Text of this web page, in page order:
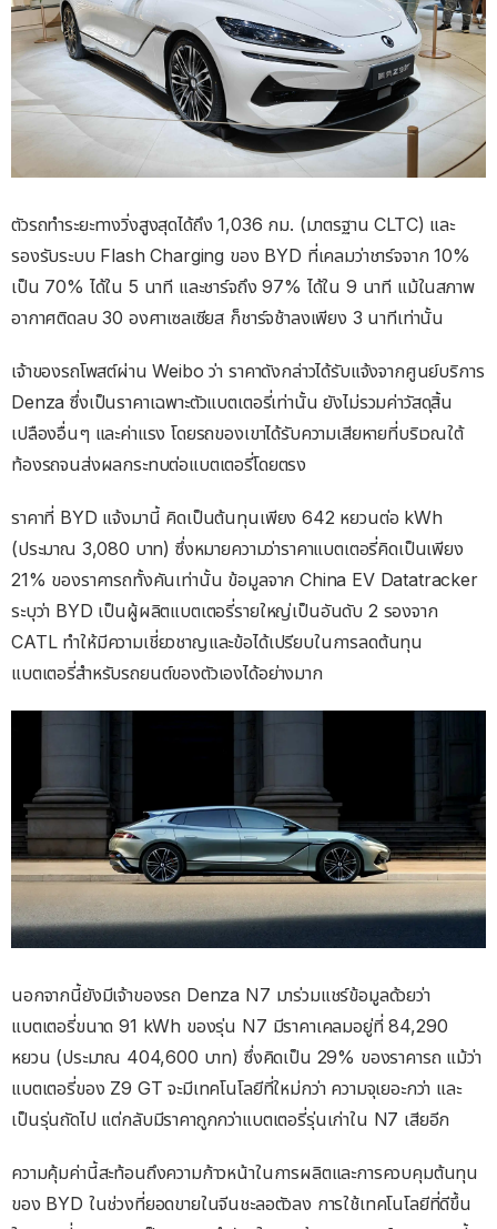
ตัวรถทำระยะทางวิ่งสูงสุดได้ถึง 1,036 กม. (มาตรฐาน CLTC) และ
รองรับระบบ Flash Charging ของ BYD ที่เคลมว่าชาร์จจาก 10%
เป็น 70% ได้ใน 5 นาที และชาร์จถึง 97% ได้ใน 9 นาที แม้ในสภาพ
อากาศติดลบ 30 องศาเซลเซียส ก็ชาร์จช้าลงเพียง 3 นาทีเท่านั้น
เจ้าของรถโพสต์ผ่าน Weibo ว่า ราคาดังกล่าวได้รับแจ้งจากศูนย์บริการ
Denza ซึ่งเป็นราคาเฉพาะตัวแบตเตอรี่เท่านั้น ยังไม่รวมค่าวัสดุสิ้น
เปลืองอื่นๆ และค่าแรง โดยรถของเขาได้รับความเสียหายที่บริเวณใต้
ท้องรถจนส่งผลกระทบต่อแบตเตอรี่โดยตรง
ราคาที่ BYD แจ้งมานี้ คิดเป็นต้นทุนเพียง 642 หยวนต่อ kWh
(ประมาณ 3,080 บาท) ซึ่งหมายความว่าราคาแบตเตอรี่คิดเป็นเพียง
21% ของราคารถทั้งคันเท่านั้น ข้อมูลจาก China EV Datatracker
ระบุว่า BYD เป็นผู้ผลิตแบตเตอรี่รายใหญ่เป็นอันดับ 2 รองจาก
CATL ทำให้มีความเชี่ยวชาญและข้อได้เปรียบในการลดต้นทุน
แบตเตอรี่สำหรับรถยนต์ของตัวเองได้อย่างมาก
นอกจากนี้ยังมีเจ้าของรถ Denza N7 มาร่วมแชร์ข้อมูลด้วยว่า
แบตเตอรี่ขนาด 91 kWh ของรุ่น N7 มีราคาเคลมอยู่ที่ 84,290
หยวน (ประมาณ 404,600 บาท) ซึ่งคิดเป็น 29% ของราคารถ แม้ว่า
แบตเตอรี่ของ Z9 GT จะมีเทคโนโลยีที่ใหม่กว่า ความจุเยอะกว่า และ
เป็นรุ่นถัดไป แต่กลับมีราคาถูกกว่าแบตเตอรี่รุ่นเก่าใน N7 เสียอีก
ความคุ้มค่านี้สะท้อนถึงความก้าวหน้าในการผลิตและการควบคุมต้นทุน
ของ BYD ในช่วงที่ยอดขายในจีนชะลอตัวลง การใช้เทคโนโลยีที่ดีขึ้น